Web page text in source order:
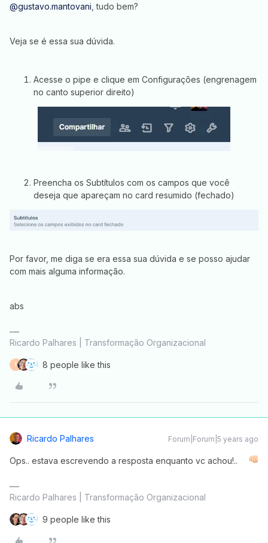
@gustavo.mantovani , tudo bem?
Veja se é essa sua dúvida.
Acesse o pipe e clique em Configurações (engrenagem
no canto superior direito)
Preencha os Subtítulos com os campos que você
deseja que apareçam no card resumido (fechado)
Por favor, me diga se era essa sua dúvida e se posso ajudar
com mais alguma informação.
abs
Ricardo Palhares | Transformação Organizacional
F 8 people like this
Ricardo Palhares Forum|Forum|5 years ago
Ops.. estava escrevendo a resposta enquanto vc achou!..
Ricardo Palhares | Transformação Organizacional
9 people like this